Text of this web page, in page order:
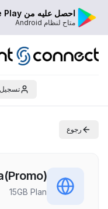
احصل عليه من Google Play
متاح لنظام Android
رجوع
15GB Plan